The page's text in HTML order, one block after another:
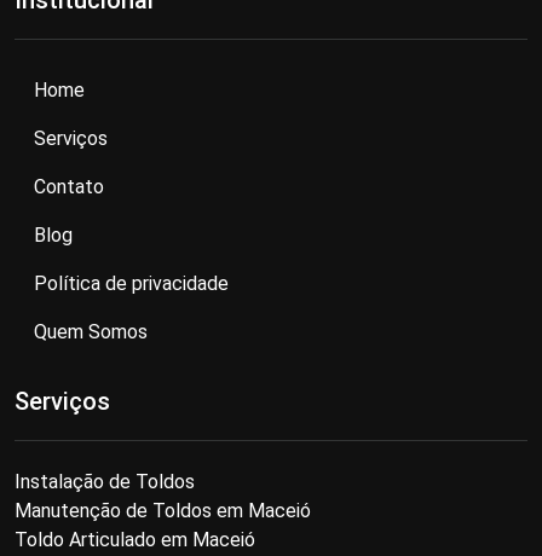
Home
Serviços
Contato
Blog
Política de privacidade
Quem Somos
Serviços
Instalação de Toldos
Manutenção de Toldos em Maceió
Toldo Articulado em Maceió